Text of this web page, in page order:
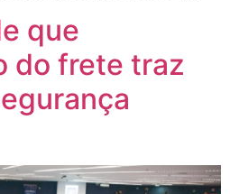
que
do frete traz